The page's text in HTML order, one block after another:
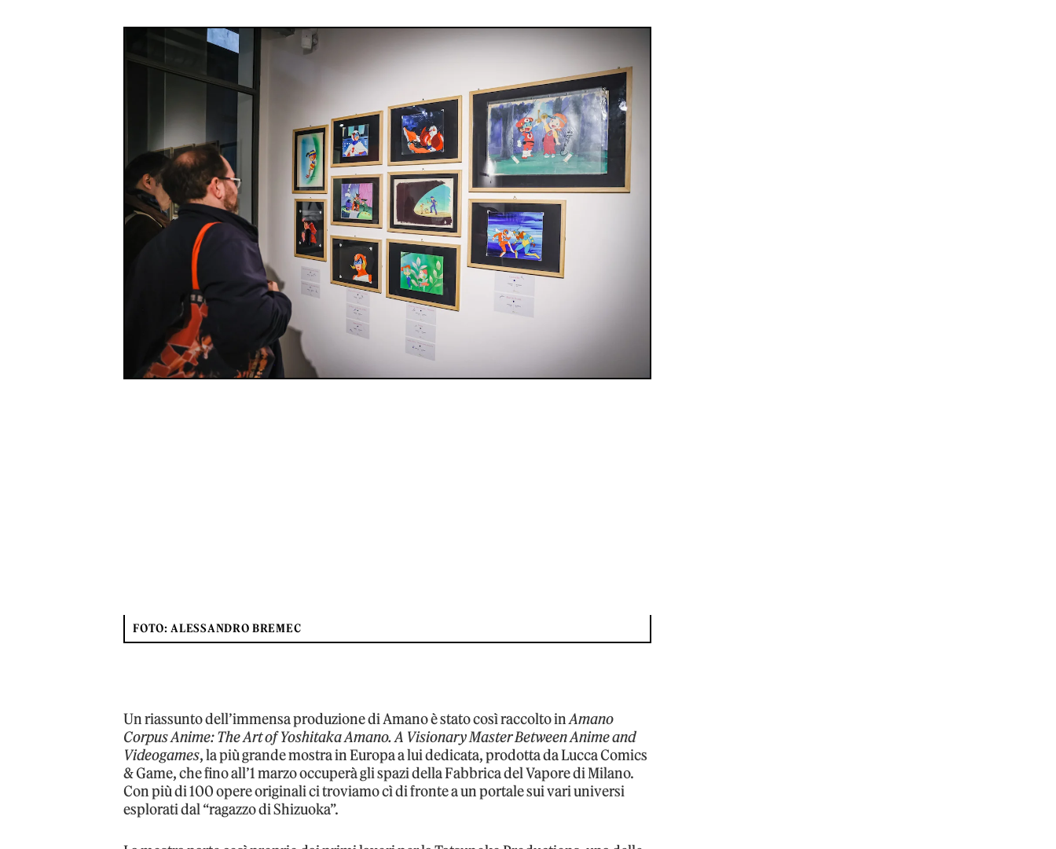
FOTO: ALESSANDRO BREMEC
Un riassunto dell’immensa produzione di Amano è stato così raccolto inAmano
Corpus Anime: The Art of Yoshitaka Amano. A Visionary Master Between Anime and
Videogames, la più grande mostra in Europa a lui dedicata, prodotta da Lucca Comics
& Game, che fino all’1 marzo occuperà gli spazi della Fabbrica del Vapore di Milano.
Con più di 100 opere originali ci troviamo cì di fronte a un portale sui vari universi
esplorati dal “ragazzo di Shizuoka”.